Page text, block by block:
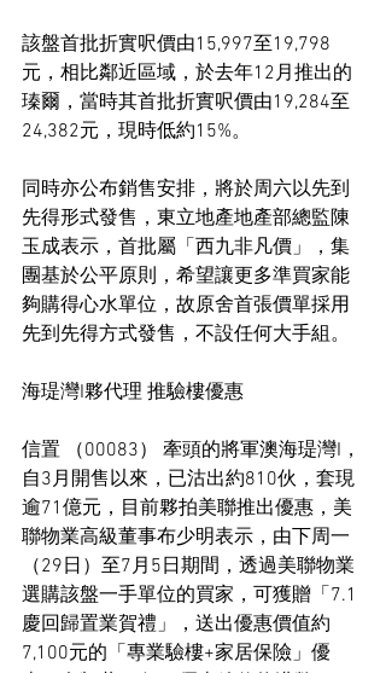
該盤首批折實呎價由15,997至19,798
元，相比鄰近區域，於去年12月推出的
瑧爾，當時其首批折實呎價由19,284至
24,382元，現時低約15%。
同時亦公布銷售安排，將於周六以先到
先得形式發售，東立地產地產部總監陳
玉成表示，首批屬「西九非凡價」，集
團基於公平原則，希望讓更多準買家能
夠購得心水單位，故原舍首張價單採用
先到先得方式發售，不設任何大手組。
海瑅灣I夥代理 推驗樓優惠
信置 （00083） 牽頭的將軍澳海瑅灣I，
自3月開售以來，已沽出約810伙，套現
逾71億元，目前夥拍美聯推出優惠，美
聯物業高級董事布少明表示，由下周一
（29日）至7月5日期間，透過美聯物業
選購該盤一手單位的買家，可獲贈「7.1
慶回歸置業賀禮」，送出優惠價值約
7,100元的「專業驗樓+家居保險」優